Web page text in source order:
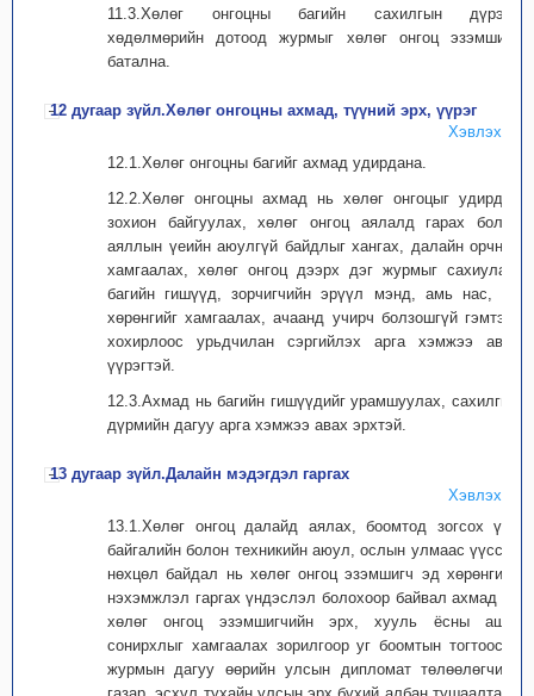
11.3.Хөлөг онгоцны багийн сахилгын дүрэм,
хөдөлмөрийн дотоод журмыг хөлөг онгоц эзэмшигч
батална.
12 дугаар зүйл.Хөлөг онгоцны ахмад, түүний эрх, үүрэг
Хэвлэх
12.1.Хөлөг онгоцны багийг ахмад удирдана.
12.2.Хөлөг онгоцны ахмад нь хөлөг онгоцыг удирдан
зохион байгуулах, хөлөг онгоц аялалд гарах болон
аяллын үеийн аюулгүй байдлыг хангах, далайн орчныг
хамгаалах, хөлөг онгоц дээрх дэг журмыг сахиулах,
багийн гишүүд, зорчигчийн эрүүл мэнд, амь нас, эд
хөрөнгийг хамгаалах, ачаанд учирч болзошгүй гэмтэл,
хохирлоос урьдчилан сэргийлэх арга хэмжээ авах
үүрэгтэй.
12.3.Ахмад нь багийн гишүүдийг урамшуулах, сахилгын
дүрмийн дагуу арга хэмжээ авах эрхтэй.
13 дугаар зүйл.Далайн мэдэгдэл гаргах
Хэвлэх
13.1.Хөлөг онгоц далайд аялах, боомтод зогсох үед
байгалийн болон техникийн аюул, ослын улмаас үүссэн
нөхцөл байдал нь хөлөг онгоц эзэмшигч эд хөрөнгийн
нэхэмжлэл гаргах үндэслэл болохоор байвал ахмад нь
хөлөг онгоц эзэмшигчийн эрх, хууль ёсны ашиг
сонирхлыг хамгаалах зорилгоор уг боомтын тогтоосон
журмын дагуу өөрийн улсын дипломат төлөөлөгчийн